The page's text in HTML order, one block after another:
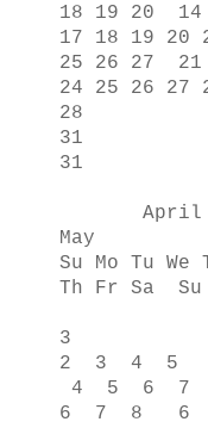
18 19 20 14
17 18 19 20
25 26 27 21
24 25 26 27
28
31
Su Mo Tu
Th Fr Sa Su
1
3
2 3 4 5
4 5 6 7
6 7 8 6 7